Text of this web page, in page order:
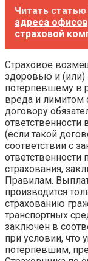
Читать статью
адреса
страховой
Страховое
здоровью и (или)
потерпевшему в
вреда и лимитом
договору
ответственности
(если такой
соответствии с
страхования,
Правилам.
производится
страхованию
транспортных
заключен в
при условии, что
потерпевшим,